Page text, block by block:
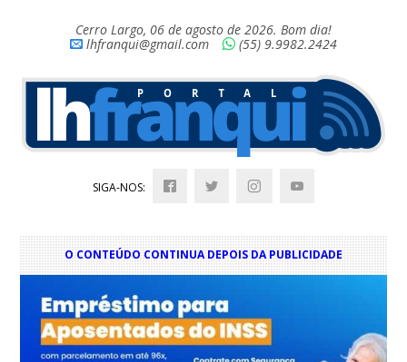
Cerro Largo, 06 de agosto de 2026. Bom dia!
lhfranqui@gmail.com
(55) 9.9982.2424
SIGA-NOS:
O CONTEÚDO CONTINUA DEPOIS DA PUBLICIDADE